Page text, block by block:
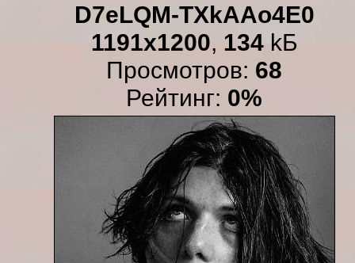
D7eLQM-TXkAAo4E0
1191x1200, 134kБ
Просмотров: 68
Рейтинг: 0%